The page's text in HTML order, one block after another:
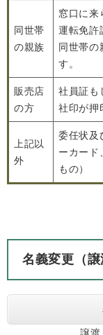
同世帯
の親族
窓口に来
運転免許
同世帯の
す。
販売店
の方
社員証も
社印が押
上記以
外
委任状及
ーカード
もの）
名義変更（譲